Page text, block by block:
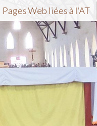
Pages Web liées à l'AT